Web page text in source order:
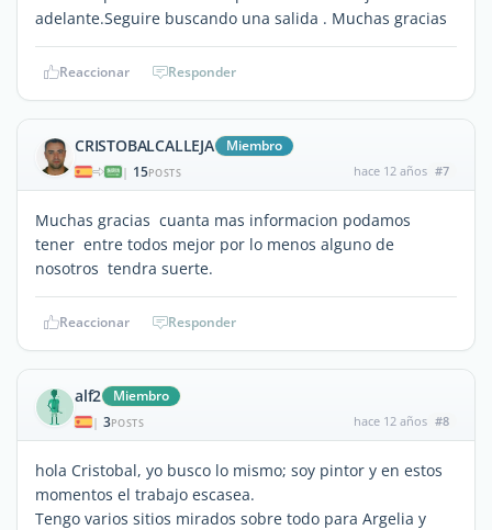
adelante.Seguire buscando una salida . Muchas gracias
Reaccionar Responder
CRISTOBALCALLEJA Miembro
| 15POSTS hace 12 años #7
Muchas gracias cuanta mas informacion podamos
tener entre todos mejor por lo menos alguno de
nosotros tendra suerte.
Reaccionar Responder
alf2 Miembro
| 3POSTS hace 12 años #8
hola Cristobal, yo busco lo mismo; soy pintor y en estos
momentos el trabajo escasea.
Tengo varios sitios mirados sobre todo para Argelia y